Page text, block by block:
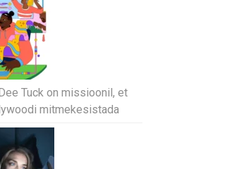
Tuck on missioonil, et
mitmekesistada